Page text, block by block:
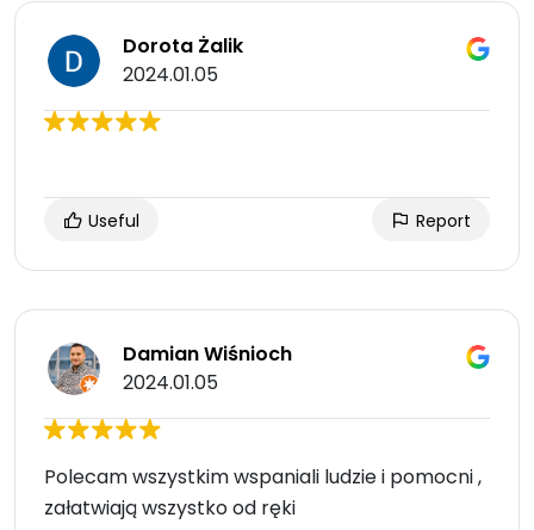
Dorota Żalik
2024.01.05
Useful Report
Damian Wiśnioch
2024.01.05
Polecam wszystkim wspaniali ludzie i pomocni ,
załatwiają wszystko od ręki